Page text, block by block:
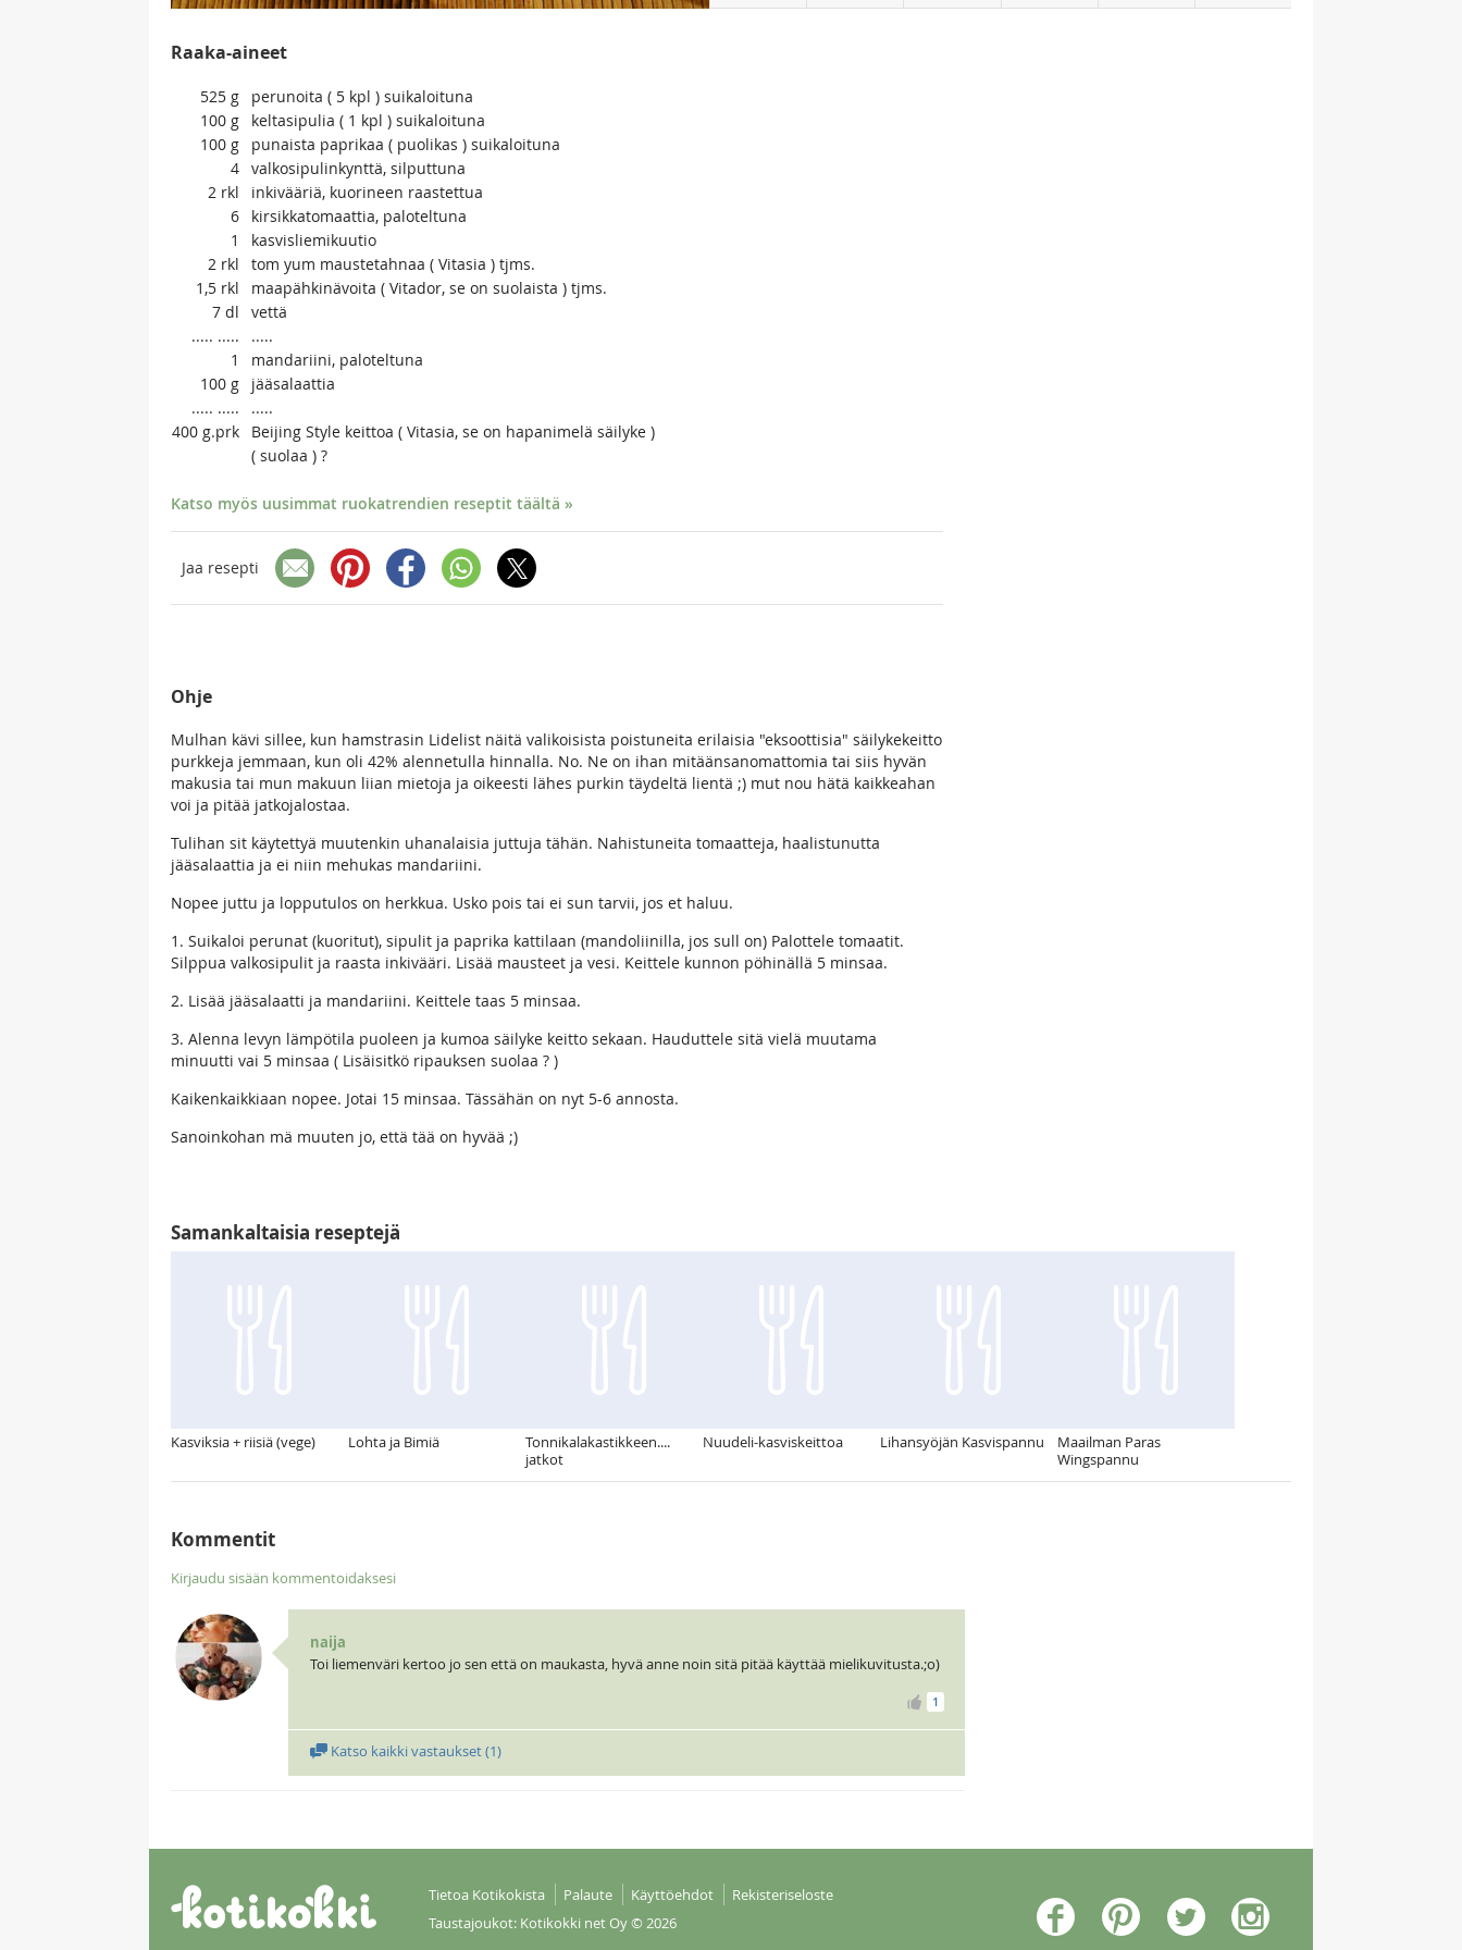
Raaka-aineet
525 g
perunoita ( 5 kpl ) suikaloituna
100 g
keltasipulia ( 1 kpl ) suikaloituna
100 g
punaista paprikaa ( puolikas ) suikaloituna
4 valkosipulinkynttä, silputtuna
2 rkl
inkivääriä, kuorineen raastettua
6
kirsikkatomaattia, paloteltuna
1
kasvisliemikuutio
2 rkl
tom yum maustetahnaa ( Vitasia ) tjms.
1,5 rkl
maapähkinävoita ( Vitador, se on suolaista ) tjms.
7 dl
vettä
..... .....
.....
1
mandariini, paloteltuna
100 g
jääsalaattia
..... .....
.....
400 g.prk
Beijing Style keittoa ( Vitasia, se on hapanimelä säilyke )
( suolaa ) ?
Katso myös uusimmat ruokatrendien reseptit täältä »
Jaa resepti
Ohje
Mulhan kävi sillee, kun hamstrasin Lidelist näitä valikoisista poistuneita erilaisia "eksoottisia" säilykekeitto
purkkeja jemmaan, kun oli 42% alennetulla hinnalla. No. Ne on ihan mitäänsanomattomia tai siis hyvän
makusia tai mun makuun liian mietoja ja oikeesti lähes purkin täydeltä lientä ;) mut nou hätä kaikkeahan
voi ja pitää jatkojalostaa.
Tulihan sit käytettyä muutenkin uhanalaisia juttuja tähän. Nahistuneita tomaatteja, haalistunutta
jääsalaattia ja ei niin mehukas mandariini.
Nopee juttu ja lopputulos on herkkua. Usko pois tai ei sun tarvii, jos et haluu.
1. Suikaloi perunat (kuoritut), sipulit ja paprika kattilaan (mandoliinilla, jos sull on) Palottele tomaatit.
Silppua valkosipulit ja raasta inkivääri. Lisää mausteet ja vesi. Keittele kunnon pöhinällä 5 minsaa.
2. Lisää jääsalaatti ja mandariini. Keittele taas 5 minsaa.
3. Alenna levyn lämpötila puoleen ja kumoa säilyke keitto sekaan. Hauduttele sitä vielä muutama
minuutti vai 5 minsaa ( Lisäisitkö ripauksen suolaa ? )
Kaikenkaikkiaan nopee. Jotai 15 minsaa. Tässähän on nyt 5-6 annosta.
Sanoinkohan mä muuten jo, että tää on hyvää ;)
Samankaltaisia reseptejä
Kasviksia + riisiä (vege) Lohta ja Bimiä
Tonnikalakastikkeen....
jatkot
Nuudeli-kasviskeittoa Lihansyöjän Kasvispannu
Maailman Paras
Wingspannu
Kommentit
Kirjaudu sisään kommentoidaksesi
naija
Toi liemenväri kertoo jo sen että on maukasta, hyvä anne noin sitä pitää käyttää mielikuvitusta.;o)
1
Katso kaikki vastaukset (1)
Tietoa Kotikokista Palaute Käyttöehdot
Rekisteriseloste
Taustajoukot: Kotikokki net Oy© 2026